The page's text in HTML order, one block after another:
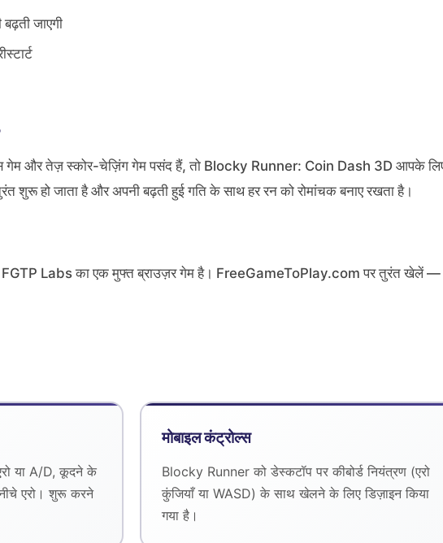
जाएगी
गेम और तेज़ स्कोर-चेज़िंग गेम पसंद हैं, तो Blocky Runner: Coin Dash 3D आपके
शुरू हो जाता है और अपनी बढ़ती हुई गति के साथ हर रन को रोमांचक बनाए रखता है।
Labs का एक मुफ्त ब्राउज़र गेम है। FreeGameToPlay.com पर तुरंत खेलें —
या A/D, कूदने के
एरो। शुरू करने
मोबाइल कंट्रोल्स
Blocky Runner को डेस्कटॉप पर कीबोर्ड नियंत्रण (एरो
कुंजियाँ या WASD) के साथ खेलने के लिए डिज़ाइन किया
गया है।